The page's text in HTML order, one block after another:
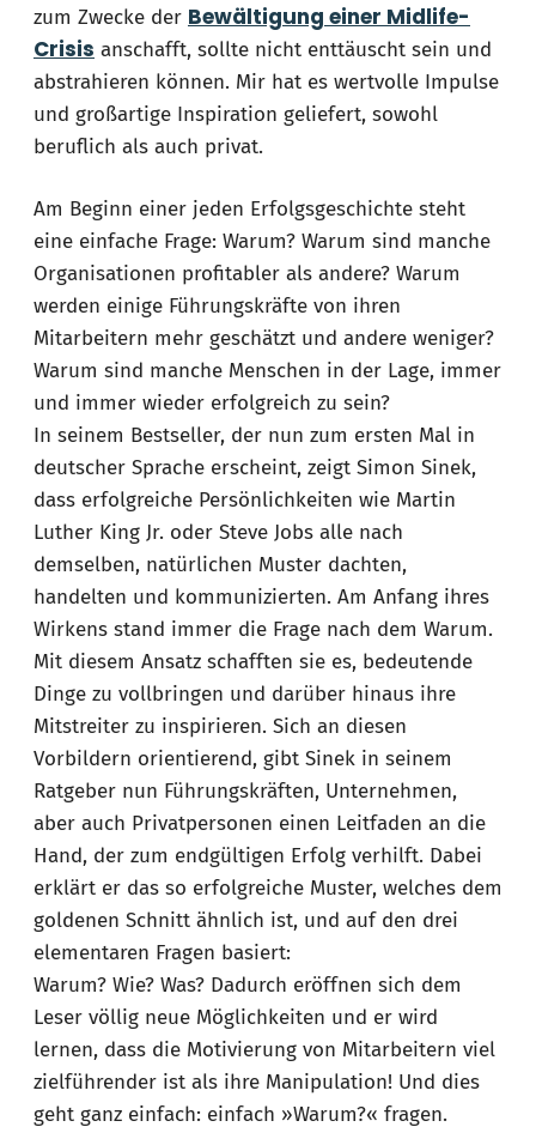
zum Zwecke der Bewältigung einer Midlife-
Crisis anschafft, sollte nicht enttäuscht sein und
abstrahieren können. Mir hat es wertvolle Impulse
und großartige Inspiration geliefert, sowohl
beruflich als auch privat.
Am Beginn einer jeden Erfolgsgeschichte steht
eine einfache Frage: Warum? Warum sind manche
Organisationen profitabler als andere? Warum
werden einige Führungskräfte von ihren
Mitarbeitern mehr geschätzt und andere weniger?
Warum sind manche Menschen in der Lage, immer
und immer wieder erfolgreich zu sein?
In seinem Bestseller, der nun zum ersten Mal in
deutscher Sprache erscheint, zeigt Simon Sinek,
dass erfolgreiche Persönlichkeiten wie Martin
Luther King Jr. oder Steve Jobs alle nach
demselben, natürlichen Muster dachten,
handelten und kommunizierten. Am Anfang ihres
Wirkens stand immer die Frage nach dem Warum.
Mit diesem Ansatz schafften sie es, bedeutende
Dinge zu vollbringen und darüber hinaus ihre
Mitstreiter zu inspirieren. Sich an diesen
Vorbildern orientierend, gibt Sinek in seinem
Ratgeber nun Führungskräften, Unternehmen,
aber auch Privatpersonen einen Leitfaden an die
Hand, der zum endgültigen Erfolg verhilft. Dabei
erklärt er das so erfolgreiche Muster, welches dem
goldenen Schnitt ähnlich ist, und auf den drei
elementaren Fragen basiert:
Warum? Wie? Was? Dadurch eröffnen sich dem
Leser völlig neue Möglichkeiten und er wird
lernen, dass die Motivierung von Mitarbeitern viel
zielführender ist als ihre Manipulation! Und dies
geht ganz einfach: einfach »Warum?« fragen.